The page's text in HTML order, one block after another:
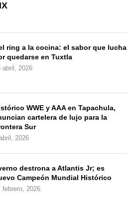
ring a la cocina: el sabor que lucha
quedarse en Tuxtla
abril, 2026
WWE y AAA en Tapachula,
cartelera de lujo para la
Sur
2026
destrona a Atlantis Jr; es
Campeón Mundial Histórico
febrero, 2026